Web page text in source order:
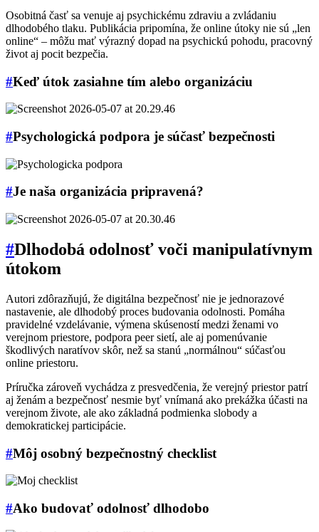
Osobitná časť sa venuje aj psychickému zdraviu a zvládaniu
dlhodobého tlaku. Publikácia pripomína, že online útoky nie sú „len
online“ – môžu mať výrazný dopad na psychickú pohodu, pracovný
život aj pocit bezpečia.
#Keď útok zasiahne tím alebo organizáciu
#Psychologická podpora je súčasť bezpečnosti
#Je naša organizácia pripravená?
#Dlhodobá odolnosť voči manipulatívnym
útokom
Autori zdôrazňujú, že digitálna bezpečnosť nie je jednorazové
nastavenie, ale dlhodobý proces budovania odolnosti. Pomáha
pravidelné vzdelávanie, výmena skúseností medzi ženami vo
verejnom priestore, podpora peer sietí, ale aj pomenúvanie
škodlivých naratívov skôr, než sa stanú „normálnou“ súčasťou
online priestoru.
Príručka zároveň vychádza z presvedčenia, že verejný priestor patrí
aj ženám a bezpečnosť nesmie byť vnímaná ako prekážka účasti na
verejnom živote, ale ako základná podmienka slobody a
demokratickej participácie.
#Môj osobný bezpečnostný checklist
#Ako budovať odolnosť dlhodobo